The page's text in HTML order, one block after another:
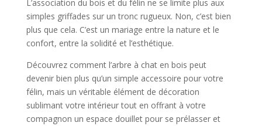
L’association du bois et du félin ne se limite plus aux
simples griffades sur un tronc rugueux. Non, c’est bien
plus que cela. C’est un mariage entre la nature et le
confort, entre la solidité et l’esthétique.
Découvrez comment l’arbre à chat en bois peut
devenir bien plus qu’un simple accessoire pour votre
félin, mais un véritable élément de décoration
sublimant votre intérieur tout en offrant à votre
compagnon un espace douillet pour se prélasser et